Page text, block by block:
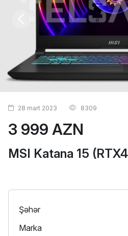
3 999 AZN
MSI Katana 15
28 mart 2023 8309
Şəhər
Marka